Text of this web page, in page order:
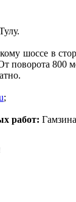
шоссе в
поворота 800
;
работ: